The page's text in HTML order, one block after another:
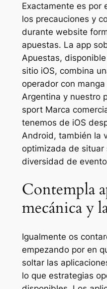
Exactamente es por
los precauciones y
durante website
apuestas. La app
Apuestas,
sitio iOS, combina
operador con
Argentina y nuestro
sport Marca
tenemos de iOS
Android, también la
optimizada de situar
diversidad de
Contempla
mecánica y
Igualmente os
empezando por en
soltar las
lo que estrategias